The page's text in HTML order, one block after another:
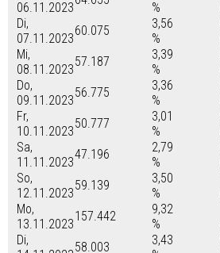
06.11.2023
%
Di,
07.11.2023
60.075
3,56
%
Mi,
08.11.2023
57.187
3,39
%
Do,
09.11.2023
56.775
3,36
%
Fr,
10.11.2023
50.777
3,01
%
Sa,
11.11.2023
47.196
2,79
%
So,
12.11.2023
59.139
3,50
%
Mo,
13.11.2023
157.442
9,32
%
Di,
58.003
3,43